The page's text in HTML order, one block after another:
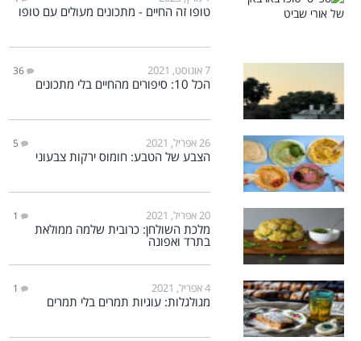
טופו זה החיים - מתכונים מעולים עם טופו
7 אוגוסט, 2021 36
הכל 10: סיפורים מהחיים בלי מתכונים
26 אפריל, 2021 5
הצבע של הטבע: חומוס ירקות צבעוני
20 אפריל, 2021 1
מלכת השולחן: כרובית שלמה ממולאת
בתרד ואפונה
4 אפריל, 2021 1
מגולגלות: עוגיות תמרים בלי תמרים